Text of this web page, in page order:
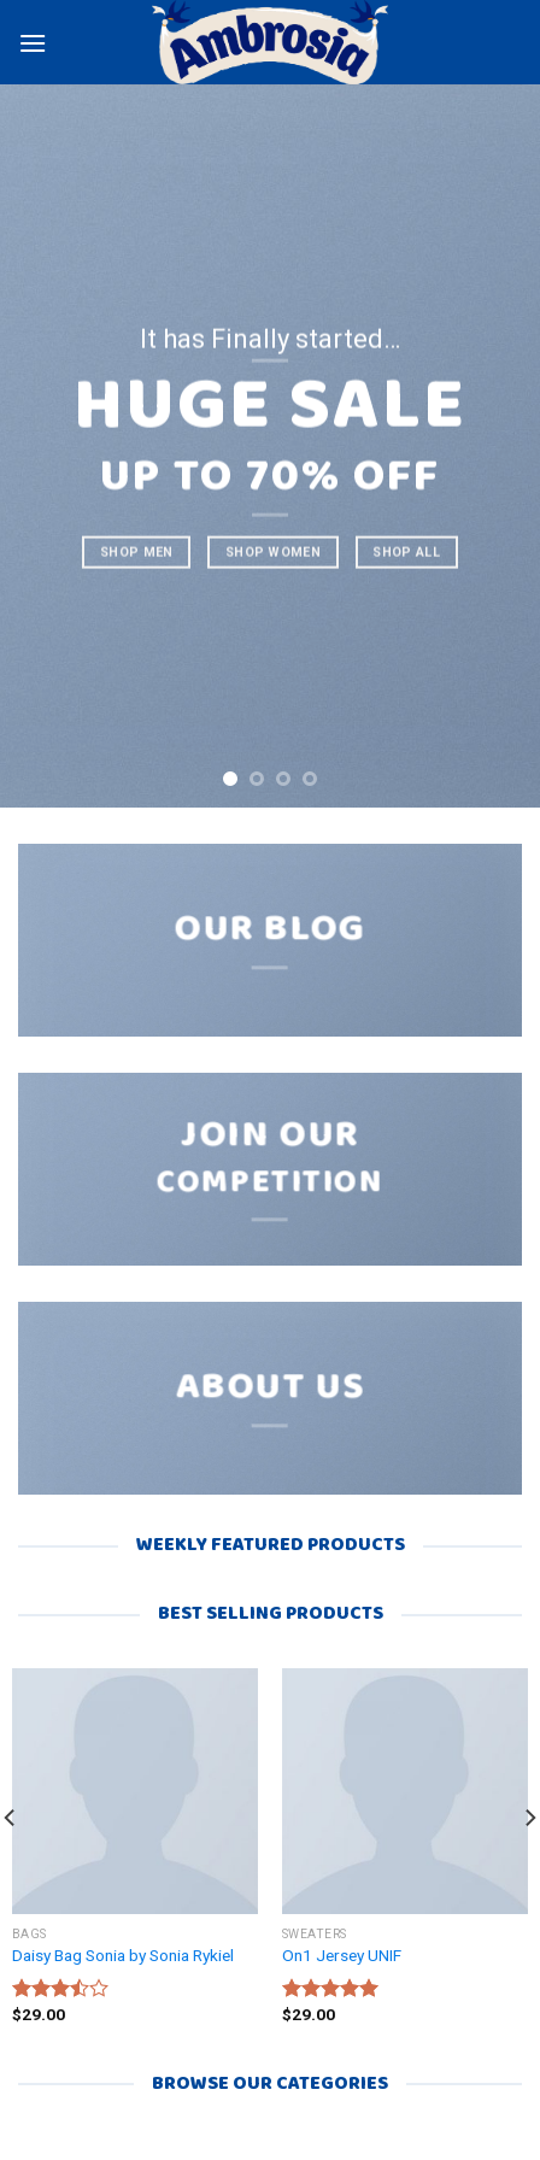
It has Finally started…
HUGE SALE
UP TO 70% OFF
SHOP MEN SHOP WOMEN SHOP ALL
OUR BLOG
JOIN OUR
COMPETITION
ABOUT US
WEEKLY FEATURED PRODUCTS
BEST SELLING PRODUCTS
BAGS
Daisy Bag Sonia by Sonia Rykiel
Rated
$29.00
SWEATERS
On1 Jersey UNIF
Rated
$29.00
BROWSE OUR CATEGORIES